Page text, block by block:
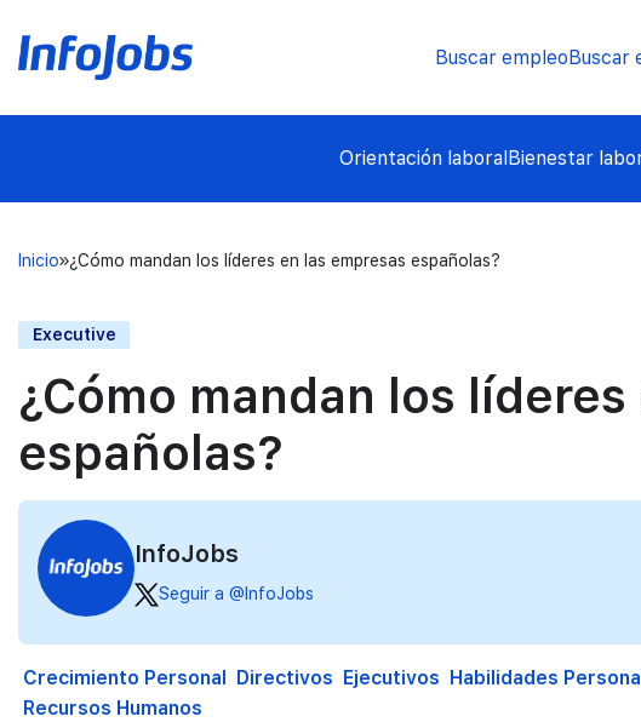
Buscar empleoBuscar
Orientación laboralBienestar
Inicio ¿Cómo mandan los líderes en las empresas españolas?
Executive
¿Cómo mandan los
españolas?
InfoJobs
Seguir a @InfoJobs
Crecimiento Personal Directivos Ejecutivos Habilidades
Recursos Humanos